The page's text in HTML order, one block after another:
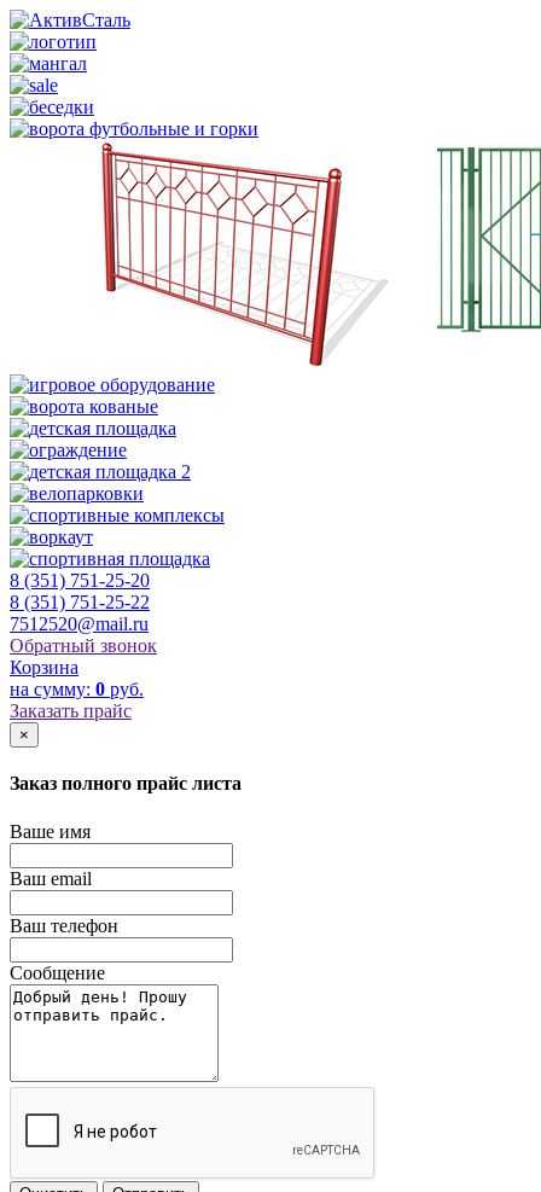
8 (351) 751-25-20
8 (351) 751-25-22
7512520@mail.ru
Обратный звонок
Корзина
на сумму: 0 руб.
Заказать прайс
×
Заказ полного прайс листа
Ваше имя
Ваш email
Ваш телефон
Сообщение